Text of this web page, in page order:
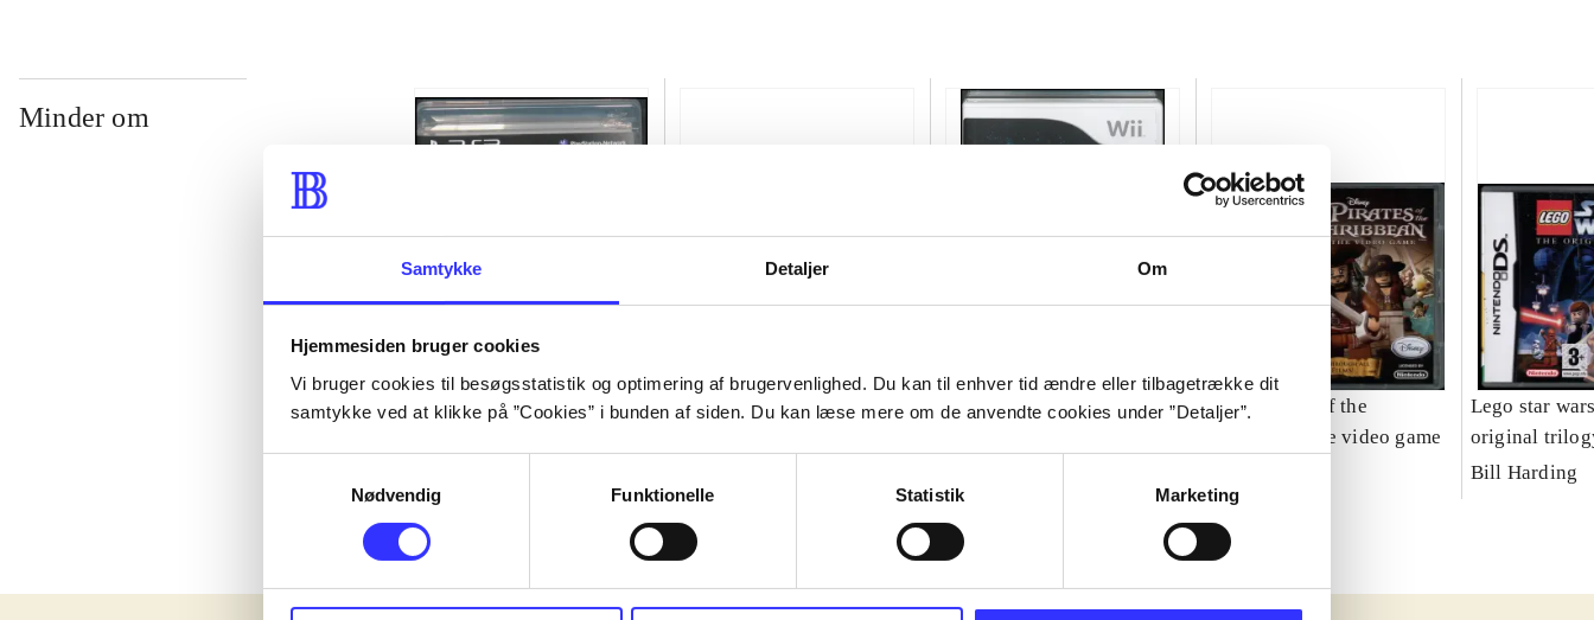
Samtykke Detaljer Om
Hjemmesiden bruger cookies
Vi bruger cookies til besøgsstatistik og optimering af brugervenlighed. Du kan til enhver tid ændre eller tilbagetrække dit
samtykke ved at klikke på ”Cookies” i bunden af siden. Du kan læse mere om de anvendte cookies under ”Detaljer”.
Nødvendig
Funktionelle Statistik Marketing
Minder om
Lego The lord of the rings
Transformers - dark of the
Lego star wars - the
Lego Pirates of the
Caribbean : the video game
Lego star
original
Bill Harding